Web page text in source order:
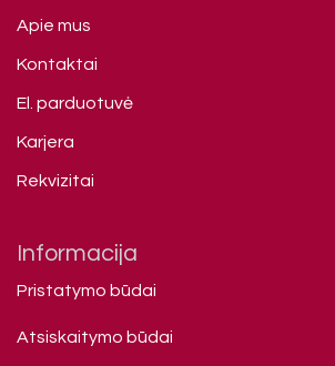
Apie mus
Kontaktai
El. parduotuvė
Karjera
Rekvizitai
Informacija
Pristatymo būdai
Atsiskaitymo būdai